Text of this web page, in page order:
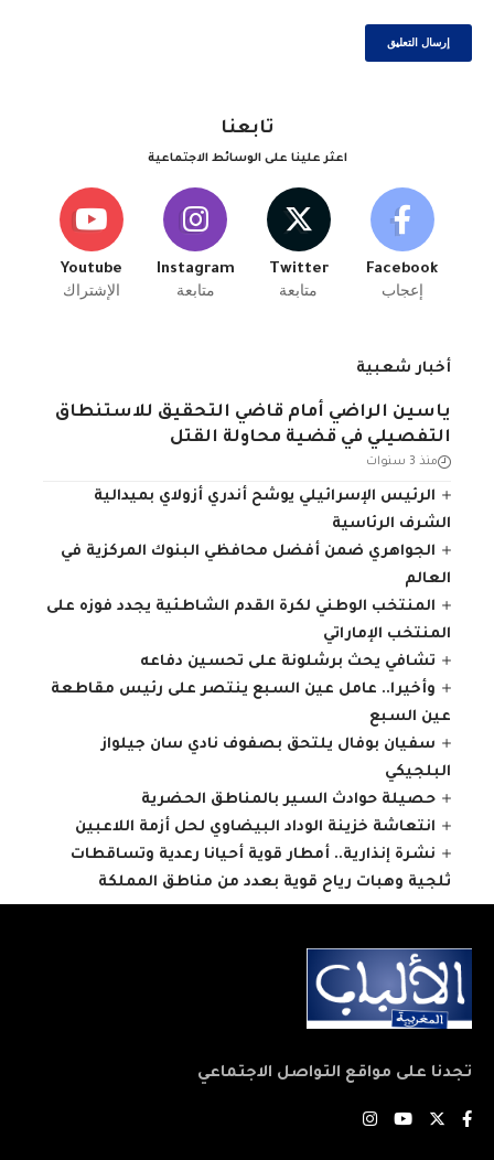
تابعنا
اعثر علينا على الوسائط الاجتماعية
Facebook
إعجاب
Twitter
متابعة
Instagram
متابعة
Youtube
الإشتراك
أخبار شعبية
ياسين الراضي أمام قاضي التحقيق للاستنطاق
التفصيلي في قضية محاولة القتل
منذ 3 سنوات
الرئيس الإسرائيلي يوشح أندري أزولاي بميدالية
الشرف الرئاسية
الجواهري ضمن أفضل محافظي البنوك المركزية في
العالم
المنتخب الوطني لكرة القدم الشاطئية يجدد فوزه على
المنتخب الإماراتي
تشافي يحث برشلونة على تحسين دفاعه
وأخيرا.. عامل عين السبع ينتصر على رئيس مقاطعة
عين السبع
سفيان بوفال يلتحق بصفوف نادي سان جيلواز
البلجيكي
حصيلة حوادث السير بالمناطق الحضرية
انتعاشة خزينة الوداد البيضاوي لحل أزمة اللاعبين
نشرة إنذارية.. أمطار قوية أحيانا رعدية وتساقطات
ثلجية وهبات رياح قوية بعدد من مناطق المملكة
تجدنا على مواقع التواصل الاجتماعي